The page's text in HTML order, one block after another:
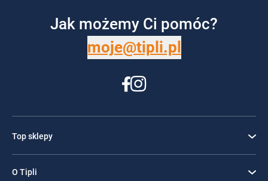
Jak możemy Ci pomóc?
moje@tipli.pl
Top sklepy
O Tipli